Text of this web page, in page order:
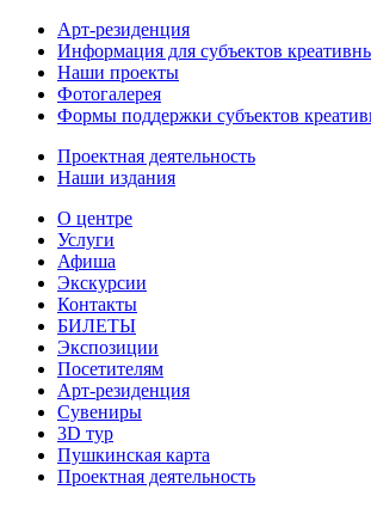
Арт-резиденция
Информация для субъектов
Наши проекты
Фотогалерея
Формы поддержки субъектов
Проектная деятельность
Наши издания
О центре
Услуги
Афиша
Экскурсии
Контакты
БИЛЕТЫ
Экспозиции
Посетителям
Арт-резиденция
Сувениры
3D тур
Пушкинская карта
Проектная деятельность